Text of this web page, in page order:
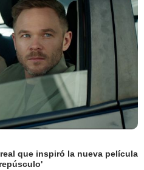
que inspiró la nueva película